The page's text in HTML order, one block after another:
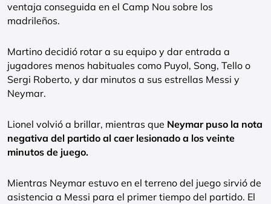
ventaja conseguida en el Camp Nou sobre los
madrileños.
Martino decidió rotar a su equipo y dar entrada a
jugadores menos habituales como Puyol, Song, Tello o
Sergi Roberto, y dar minutos a sus estrellas Messi y
Neymar.
Lionel volvió a brillar, mientras que Neymar puso la nota
negativa del partido al caer lesionado a los veinte
minutos de juego.
Mientras Neymar estuvo en el terreno del juego sirvió de
asistencia a Messi para el primer tiempo del partido. El